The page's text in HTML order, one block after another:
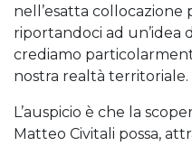
nell’esatta collocazione
riportandoci ad un’idea
crediamo
nostra realtà territoriale.
L’auspicio è che la
Matteo Civitali possa,